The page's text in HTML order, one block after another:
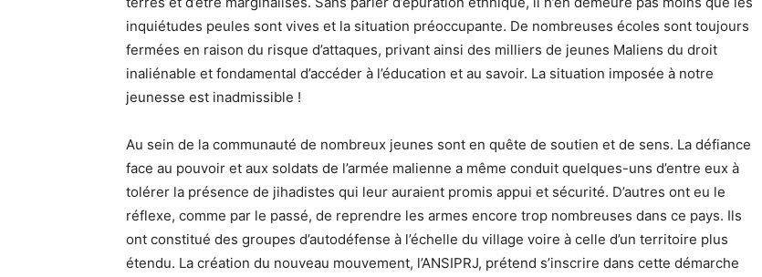
inquiétudes peules sont vives et la situation préoccupante. De nombreuses écoles sont toujours
fermées en raison du risque d’attaques, privant ainsi des milliers de jeunes Maliens du droit
inaliénable et fondamental d’accéder à l’éducation et au savoir. La situation imposée à notre
jeunesse est inadmissible !
Au sein de la communauté de nombreux jeunes sont en quête de soutien et de sens. La défiance
face au pouvoir et aux soldats de l’armée malienne a même conduit quelques-uns d’entre eux à
tolérer la présence de jihadistes qui leur auraient promis appui et sécurité. D’autres ont eu le
réflexe, comme par le passé, de reprendre les armes encore trop nombreuses dans ce pays. Ils
ont constitué des groupes d’autodéfense à l’échelle du village voire à celle d’un territoire plus
étendu. La création du nouveau mouvement, l’ANSIPRJ, prétend s’inscrire dans cette démarche